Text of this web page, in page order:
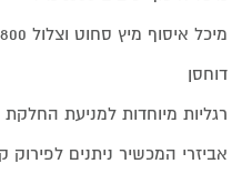
מיכל איסוף מיץ סחוט וצלול 800 מ"ל
דוחסן
רגליות מיוחדות למניעת
אביזרי המכשיר ניתנים לפירוק